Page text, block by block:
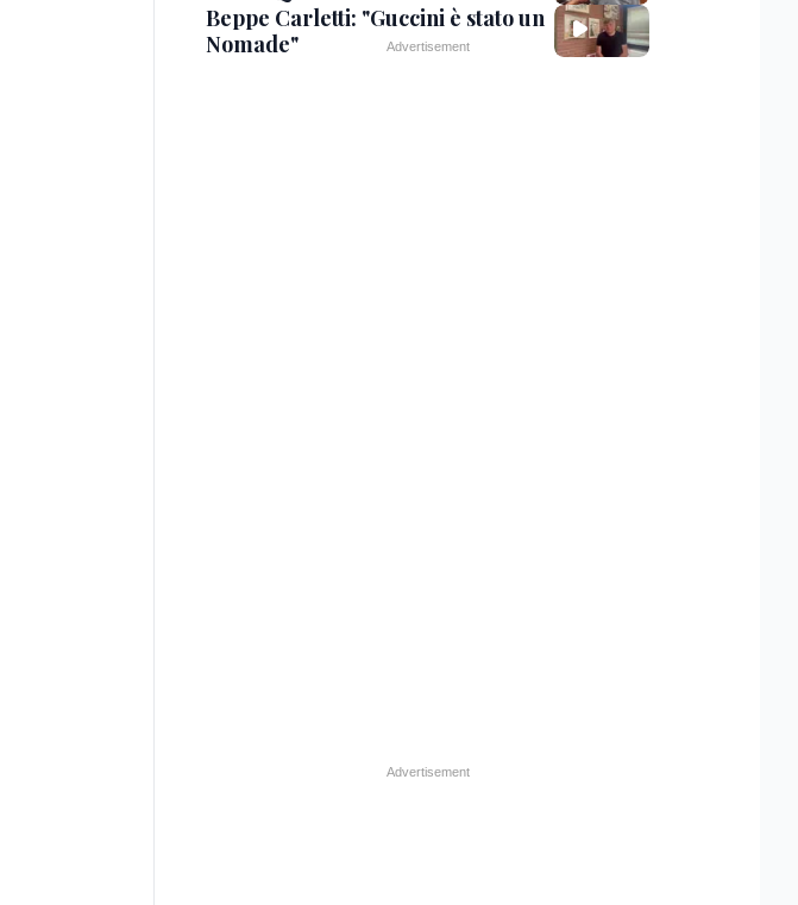
Beppe Carletti: "Guccini è stato un
Nomade"